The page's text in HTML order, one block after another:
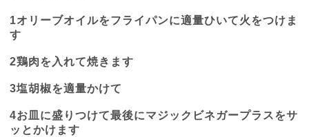
1オリーブオイルをフライパンに適量ひいて火をつけま
す
2鶏肉を入れて焼きます
3塩胡椒を適量かけて
4お皿に盛りつけて最後にマジックビネガープラスをサ
ッとかけます